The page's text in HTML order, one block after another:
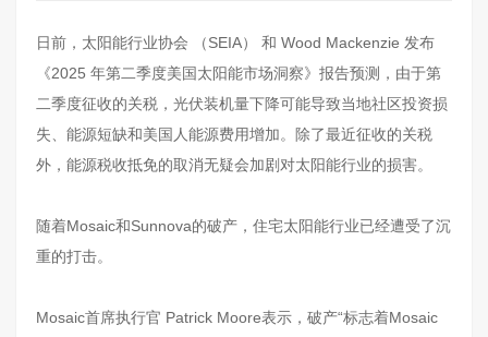
日前，太阳能行业协会 （SEIA） 和 Wood Mackenzie 发布
《2025 年第二季度美国太阳能市场洞察》报告预测，由于第
二季度征收的关税，光伏装机量下降可能导致当地社区投资损
失、能源短缺和美国人能源费用增加。除了最近征收的关税
外，能源税收抵免的取消无疑会加剧对太阳能行业的损害。
随着Mosaic和Sunnova的破产，住宅太阳能行业已经遭受了沉
重的打击。
Mosaic首席执行官 Patrick Moore表示，破产“标志着Mosaic